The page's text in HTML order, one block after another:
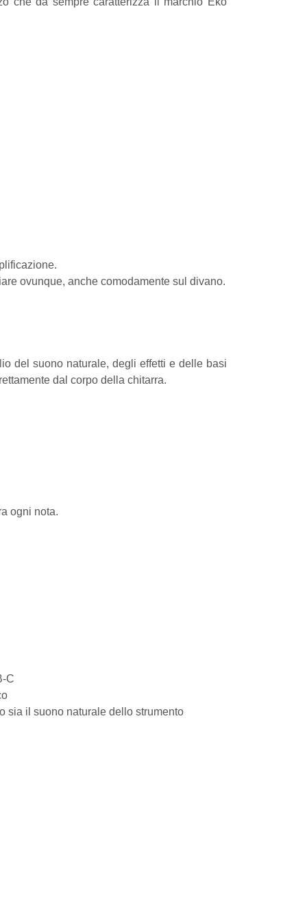
ovunque, anche comodamente sul divano.
del suono naturale, degli effetti e delle basi
dal corpo della chitarra.
ogni nota.
C
sia il suono naturale dello strumento